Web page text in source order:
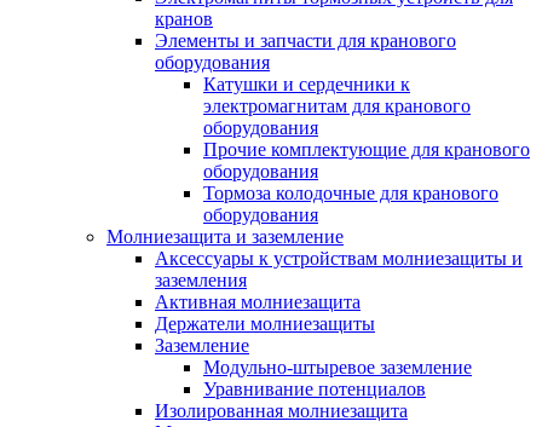
кранов
Элементы и запчасти для кранового
оборудования
Катушки и сердечники к
электромагнитам для кранового
оборудования
Прочие комплектующие для кранового
оборудования
Тормоза колодочные для кранового
оборудования
Молниезащита и заземление
Аксессуары к устройствам молниезащиты и
заземления
Активная молниезащита
Держатели молниезащиты
Заземление
Модульно-штыревое заземление
Уравнивание потенциалов
Изолированная молниезащита